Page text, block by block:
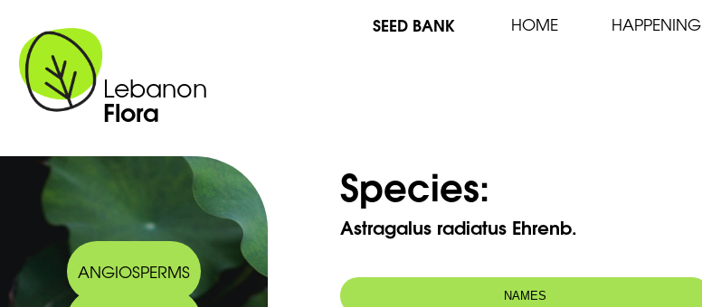
Lebanon
Flora
SEED BANK HOME HAPPENING
ANGIOSPERMS
Species:
Astragalus radiatus Ehrenb.
NAMES